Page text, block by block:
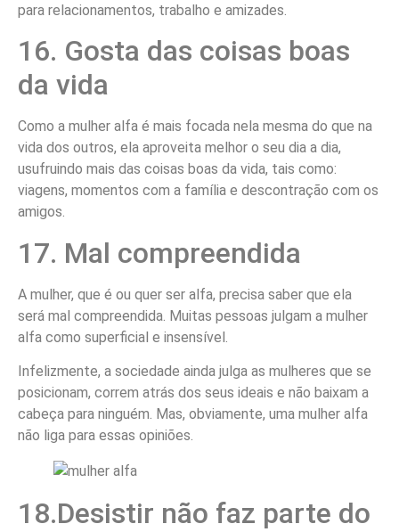
para relacionamentos, trabalho e amizades.
16. Gosta das coisas boas
da vida
Como a mulher alfa é mais focada nela mesma do que na
vida dos outros, ela aproveita melhor o seu dia a dia,
usufruindo mais das coisas boas da vida, tais como:
viagens, momentos com a família e descontração com os
amigos.
17. Mal compreendida
A mulher, que é ou quer ser alfa, precisa saber que ela
será mal compreendida. Muitas pessoas julgam a mulher
alfa como superficial e insensível.
Infelizmente, a sociedade ainda julga as mulheres que se
posicionam, correm atrás dos seus ideais e não baixam a
cabeça para ninguém. Mas, obviamente, uma mulher alfa
não liga para essas opiniões.
18.Desistir não faz parte do